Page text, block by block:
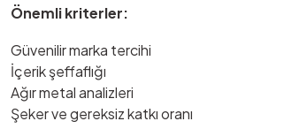
Önemli kriterler:
Güvenilir marka tercihi
İçerik şeffaflığı
Ağır metal analizleri
Şeker ve gereksiz katkı oranı